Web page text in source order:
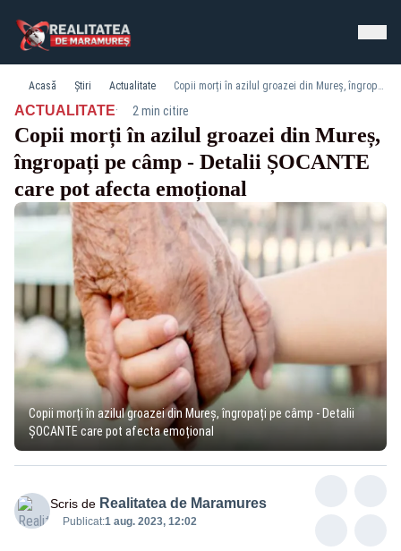
Acasă Știri Actualitate Copii morți în azilul groazei din Mureș, îngropați pe câmp - Detalii ȘOCANTE care pot afecta emoțional
ACTUALITATE· 2 min citire
Copii morți în azilul groazei din Mureș,
îngropați pe câmp - Detalii ȘOCANTE
care pot afecta emoțional
Copii morți în azilul groazei din Mureș, îngropați pe câmp - Detalii
ȘOCANTE care pot afecta emoțional
Scris de Realitatea de Maramures
Publicat:1 aug. 2023, 12:02